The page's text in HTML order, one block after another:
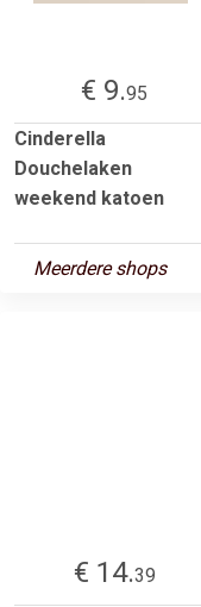
€ 9.95
Cinderella
Douchelaken
weekend katoen
Meerdere shops
€ 14.39